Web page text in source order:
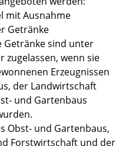
mit Ausnahme
Getränke
Getränke sind unter
zugelassen, wenn sie
Erzeugnissen
der Landwirtschaft
und Gartenbaus
Obst- und Gartenbaus,
Forstwirtschaft und der